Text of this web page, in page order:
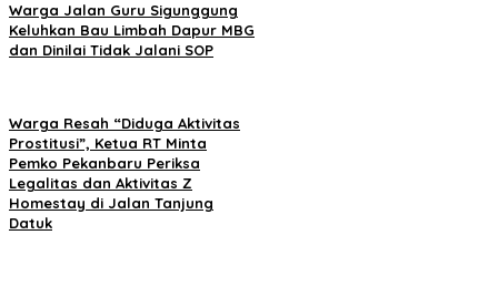
Warga Jalan Guru Sigunggung
Keluhkan Bau Limbah Dapur MBG
dan Dinilai Tidak Jalani SOP
Warga Resah “Diduga Aktivitas
Prostitusi”, Ketua RT Minta
Pemko Pekanbaru Periksa
Legalitas dan Aktivitas Z
Homestay di Jalan Tanjung
Datuk